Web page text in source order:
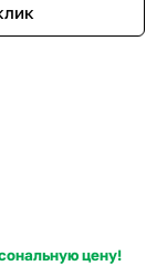
цену!